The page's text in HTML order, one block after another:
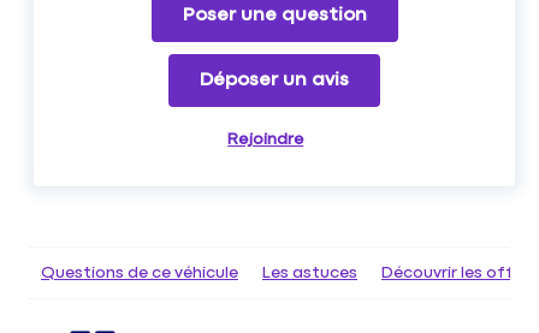
Poser une question
Déposer un avis
Rejoindre
Questions de ce véhicule Les astuces Découvrir les